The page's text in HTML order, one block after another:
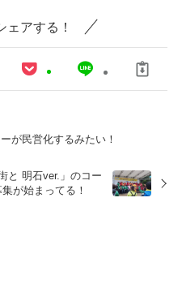
ェアする！
が民営化するみたい！
と 明石ver.」のコー
が始まってる！